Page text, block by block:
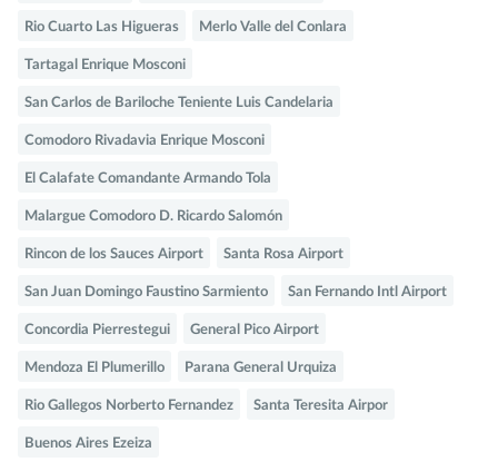
Rio Cuarto Las Higueras Merlo Valle del Conlara
Tartagal Enrique Mosconi
San Carlos de Bariloche Teniente Luis Candelaria
Comodoro Rivadavia Enrique Mosconi
El Calafate Comandante Armando Tola
Malargue Comodoro D. Ricardo Salomón
Rincon de los Sauces Airport Santa Rosa Airport
San Juan Domingo Faustino Sarmiento San Fernando Intl Airport
Concordia Pierrestegui General Pico Airport
Mendoza El Plumerillo Parana General Urquiza
Rio Gallegos Norberto Fernandez Santa Teresita Airpor
Buenos Aires Ezeiza